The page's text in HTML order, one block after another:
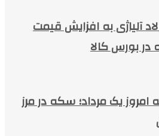
آلیاژی به افزایش قیمت
در بورس کالا
یک مرداد؛ سکه در مرز